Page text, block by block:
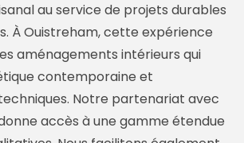
au service de projets durables
À Ouistreham, cette expérience
aménagements intérieurs qui
contemporaine et
Notre partenariat avec
donne accès à une gamme étendue